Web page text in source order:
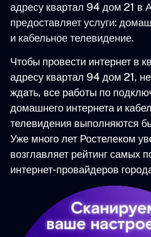
адресу квартал 94 дом 21 в
предоставляет услуги:
и кабельное телевидение.
Чтобы провести интернет в
адресу квартал 94 дом 21,
ждать, все работы по
домашнего интернета и
телевидения выполняются
Уже много лет Ростелеком
возглавляет рейтинг самых
интернет-провайдеров